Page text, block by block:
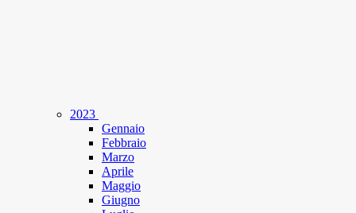
2023
Gennaio
Febbraio
Marzo
Aprile
Maggio
Giugno